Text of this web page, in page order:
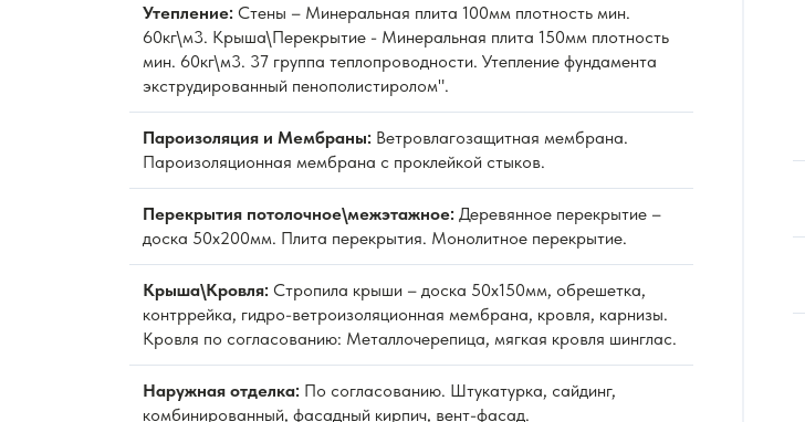
Утепление: Стены – Минеральная плита 100мм плотность мин.
60кг\м3. Крыша\Перекрытие - Минеральная плита 150мм плотность
мин. 60кг\м3. 37 группа теплопроводности. Утепление фундамента
экструдированный пенополистиролом".
Пароизоляция и Мембраны: Ветровлагозащитная мембрана.
Пароизоляционная мембрана с проклейкой стыков.
Перекрытия потолочное\межэтажное: Деревянное перекрытие –
доска 50х200мм. Плита перекрытия. Монолитное перекрытие.
Крыша\Кровля: Стропила крыши – доска 50х150мм, обрешетка,
контррейка, гидро-ветроизоляционная мембрана, кровля, карнизы.
Кровля по согласованию: Металлочерепица, мягкая кровля шинглас.
Наружная отделка: По согласованию. Штукатурка, сайдинг,
комбинированный, фасадный кирпич, вент-фасад.